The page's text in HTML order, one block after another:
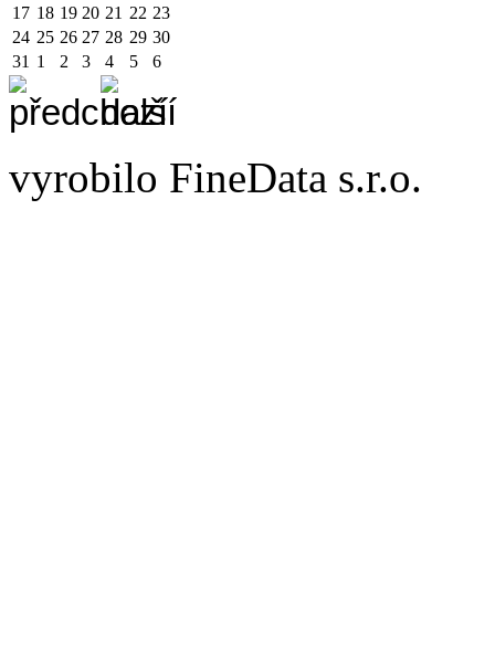
17 18 19 20 21 22 23
24 25 26 27 28 29 30
31 1 2 3 4 5 6
vyrobilo FineData s.r.o.